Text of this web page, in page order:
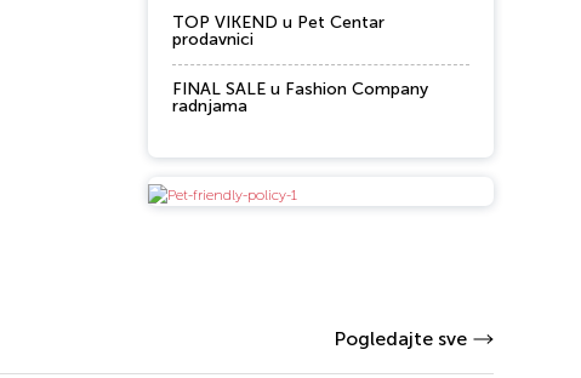
TOP VIKEND u Pet Centar
prodavnici
FINAL SALE u Fashion Company
radnjama
Pogledajte sve